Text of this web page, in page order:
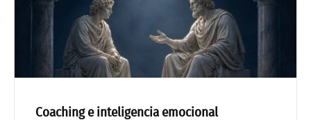
Coaching e inteligencia emocional